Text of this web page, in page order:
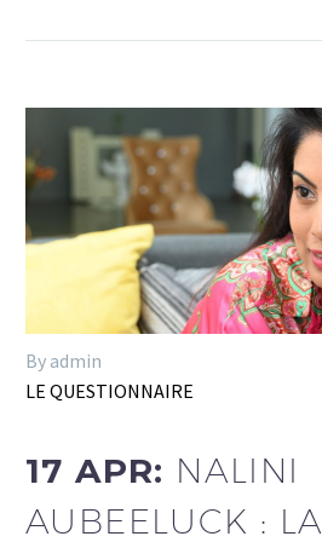
By admin
LE QUESTIONNAIRE
17 APR: NALINI
AUBEELUCK : LA